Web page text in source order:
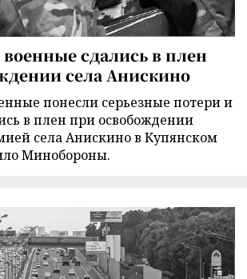
сдались в плен
села Анискино
понесли серьезные потери и
в плен при освобождении
села Анискино в Купянском
Минобороны.